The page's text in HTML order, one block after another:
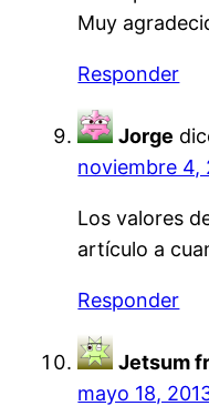
Muy
Responder
Jorge
noviembre 4,
Los valores
artículo a
Responder
Jetsum
mayo 18,